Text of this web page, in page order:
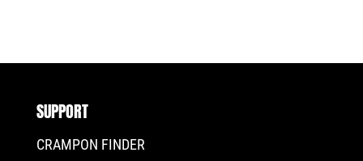
SUPPORT
CRAMPON FINDER